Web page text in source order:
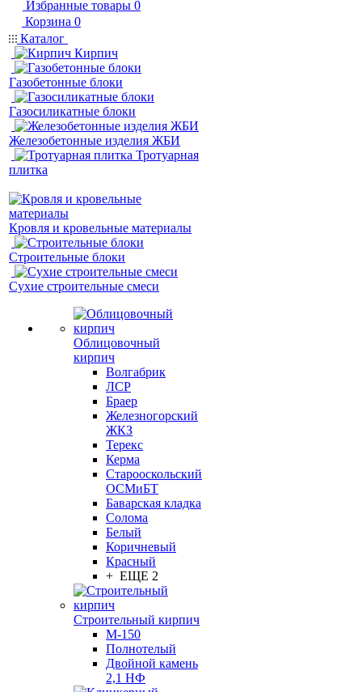
Избранные товары 0
Корзина 0
Каталог
Кирпич
Газобетонные блоки
Газосиликатные блоки
Железобетонные изделия ЖБИ
Тротуарная
плитка
Кровля и кровельные материалы
Строительные блоки
Сухие строительные смеси
Облицовочный
кирпич
Волгабрик
ЛСР
Браер
Железногорский
ЖКЗ
Терекс
Керма
Старооскольский
ОСМиБТ
Баварская кладка
Солома
Белый
Коричневый
Красный
+ ЕЩЕ 2
Строительный кирпич
М-150
Полнотелый
Двойной камень
2,1 НФ